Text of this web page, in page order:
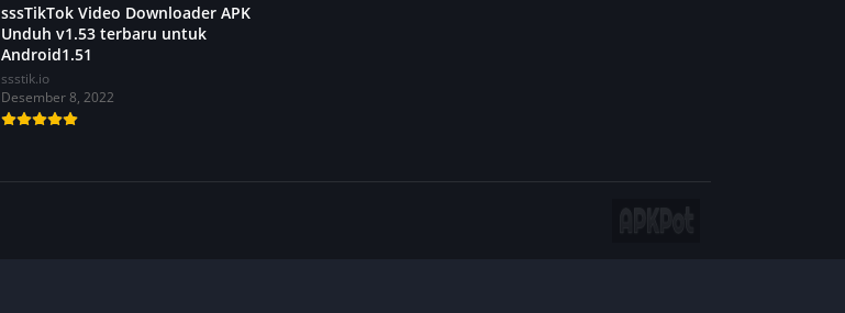
sssTikTok Video Downloader APK
Unduh v1.53 terbaru untuk
Android1.51
ssstik.io
Desember 8, 2022